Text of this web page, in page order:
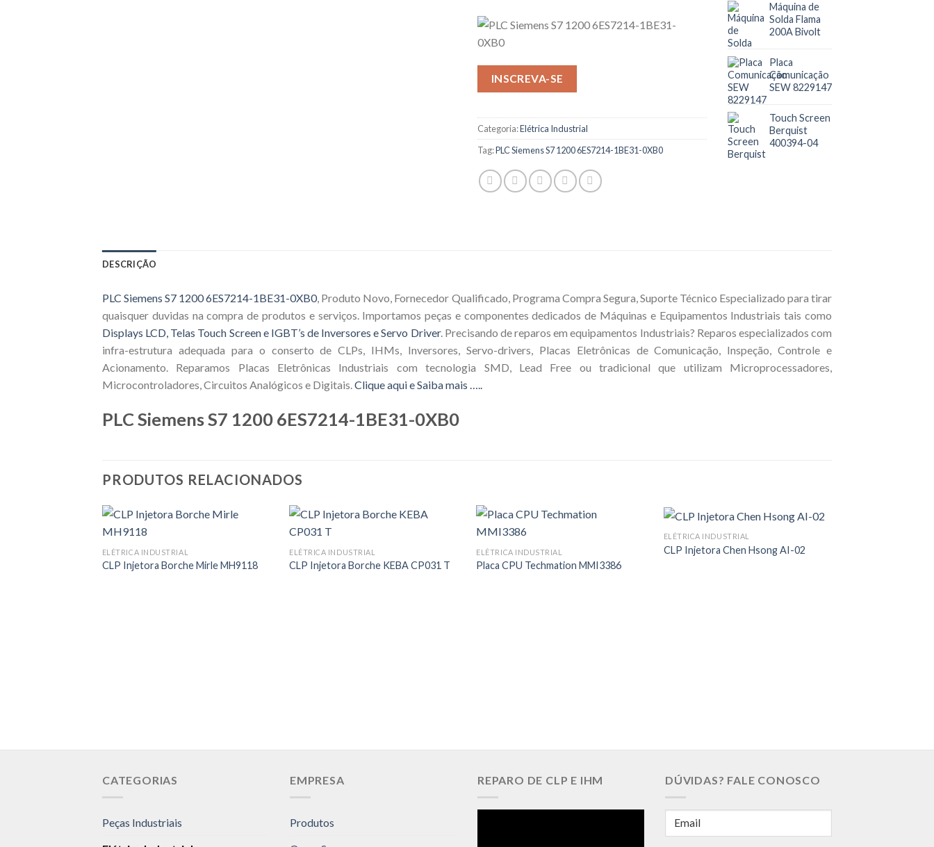
INSCREVA-SE
Categoria:Elétrica Industrial
Tag:PLC Siemens S7 1200 6ES7214-1BE31-0XB0
Máquina de
Solda Flama
200A Bivolt
Placa
Comunicação
SEW 8229147
Touch Screen
Berquist
400394-04
DESCRIÇÃO
PLC Siemens S7 1200 6ES7214-1BE31-0XB0, Produto Novo, Fornecedor Qualificado, Programa Compra Segura, Suporte Técnico Especializado para tirar
quaisquer duvidas na compra de produtos e serviços. Importamos peças e componentes dedicados de Máquinas e Equipamentos Industriais tais como
Displays LCD, Telas Touch Screen e IGBT’s de Inversores e Servo Driver. Precisando de reparos em equipamentos Industriais? Reparos especializados com
infra-estrutura adequada para o conserto de CLPs, IHMs, Inversores, Servo-drivers, Placas Eletrônicas de Comunicação, Inspeção, Controle e
Acionamento. Reparamos Placas Eletrônicas Industriais com tecnologia SMD, Lead Free ou tradicional que utilizam Microprocessadores,
Microcontroladores, Circuitos Analógicos e Digitais.Clique aqui e Saiba mais …..
PLC Siemens S7 1200 6ES7214-1BE31-0XB0
PRODUTOS RELACIONADOS
ELÉTRICA INDUSTRIAL
CLP Injetora Borche Mirle MH9118
ELÉTRICA INDUSTRIAL
CLP Injetora Borche KEBA CP031 T
ELÉTRICA INDUSTRIAL
Placa CPU Techmation MMI3386
ELÉTRICA INDUSTRIAL
CLP Injetora Chen Hsong AI-02
CATEGORIAS
Peças Industriais
EMPRESA
Produtos
REPARO DE CLP E IHM DÚVIDAS? FALE CONOSCO